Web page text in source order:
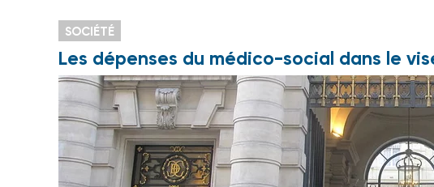
SOCIÉTÉ
Les dépenses du médico-social dans le